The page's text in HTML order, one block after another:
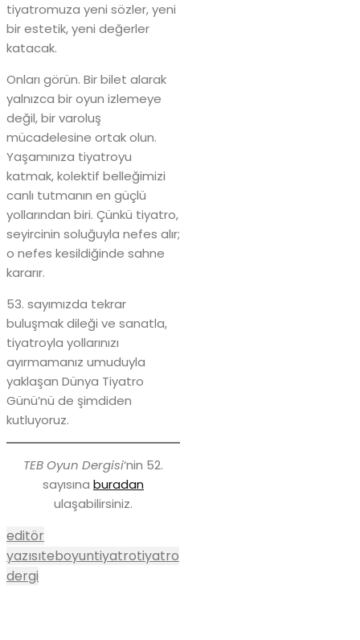
tiyatromuza yeni sözler, yeni
bir estetik, yeni değerler
katacak.
Onları görün. Bir bilet alarak
yalnızca bir oyun izlemeye
değil, bir varoluş
mücadelesine ortak olun.
Yaşamınıza tiyatroyu
katmak, kolektif belleğimizi
canlı tutmanın en güçlü
yollarından biri. Çünkü tiyatro,
seyircinin soluğuyla nefes alır;
o nefes kesildiğinde sahne
kararır.
53. sayımızda tekrar
buluşmak dileği ve sanatla,
tiyatroyla yollarınızı
ayırmamanız umuduyla
yaklaşan Dünya Tiyatro
Günü’nü de şimdiden
kutluyoruz.
TEB Oyun Dergisi‘nin 52.
sayısına buradan
ulaşabilirsiniz.
editör
yazısıteboyuntiyatrotiyatro
dergi